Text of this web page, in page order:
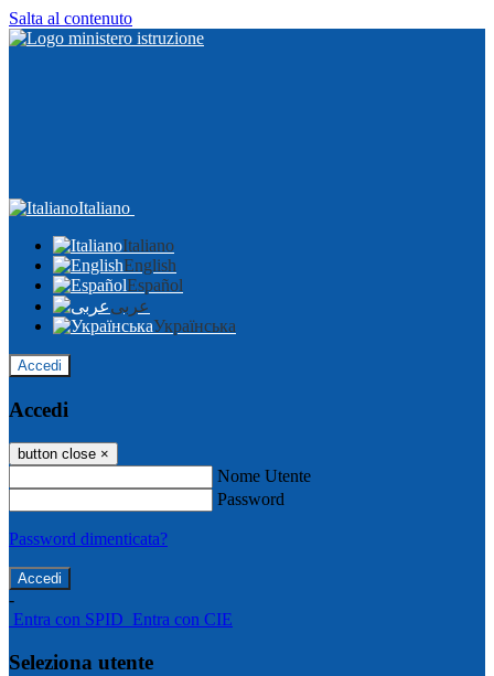
Salta al contenuto
Italiano
Italiano
English
Español
عربى
Українська
Accedi
Accedi
button close ×
Nome Utente
Password
Password dimenticata?
-
Entra con SPID Entra con CIE
Seleziona utente